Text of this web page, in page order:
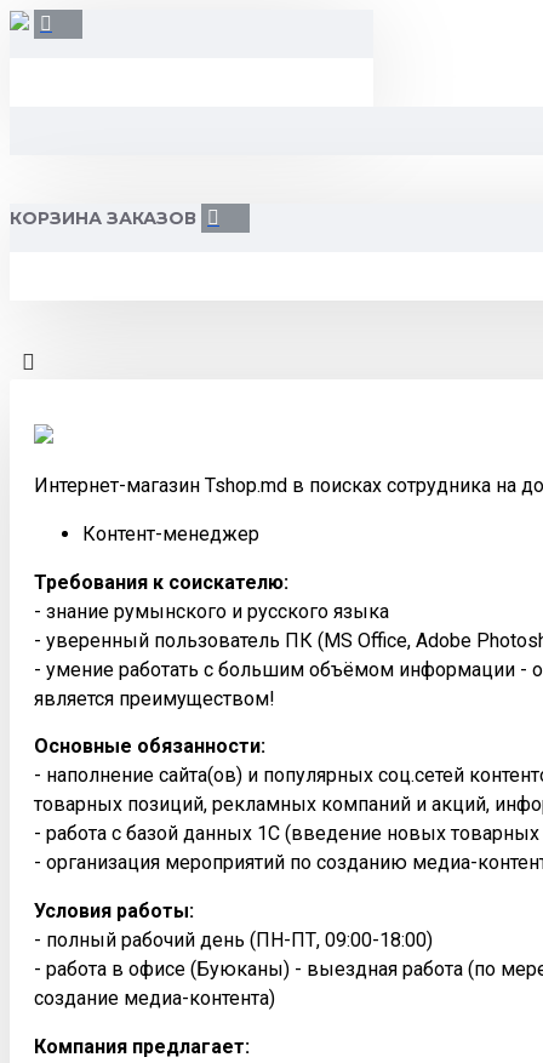
КОРЗИНА ЗАКАЗОВ
Интернет-магазин Tshop.md в поисках сотрудника на
Контент-менеджер
Требования к соискателю:
- знание румынского и русского языка
- уверенный пользователь ПК (MS Office, Adobe
- умение работать с большим объёмом информации -
является преимуществом!
Основные обязанности:
- наполнение сайта(ов) и популярных соц.сетей
товарных позиций, рекламных компаний и акций,
- работа с базой данных 1С (введение новых
- организация мероприятий по созданию медиа-
Условия работы:
- полный рабочий день (ПН-ПТ, 09:00-18:00)
- работа в офисе (Буюканы) - выездная работа (по
создание медиа-контента)
Компания предлагает: